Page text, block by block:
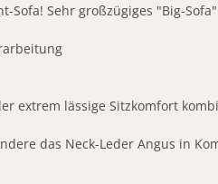
Sofa! Sehr großzügiges "Big-
extrem lässige Sitzkomfort
das Neck-Leder Angus in